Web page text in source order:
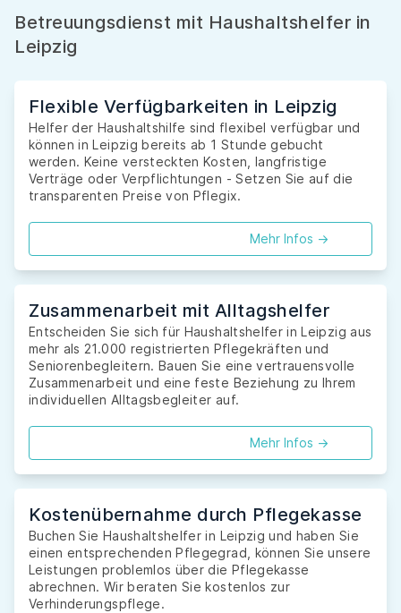
Betreuungsdienst mit Haushaltshelfer in
Leipzig
Flexible Verfügbarkeiten in Leipzig
Helfer der Haushaltshilfe sind flexibel verfügbar und
können in Leipzig bereits ab 1 Stunde gebucht
werden. Keine versteckten Kosten, langfristige
Verträge oder Verpflichtungen - Setzen Sie auf die
transparenten Preise von Pflegix.
Mehr Infos ->
Zusammenarbeit mit Alltagshelfer
Entscheiden Sie sich für Haushaltshelfer in Leipzig aus
mehr als 21.000 registrierten Pflegekräften und
Seniorenbegleitern. Bauen Sie eine vertrauensvolle
Zusammenarbeit und eine feste Beziehung zu Ihrem
individuellen Alltagsbegleiter auf.
Mehr Infos ->
Kostenübernahme durch Pflegekasse
Buchen Sie Haushaltshelfer in Leipzig und haben Sie
einen entsprechenden Pflegegrad, können Sie unsere
Leistungen problemlos über die Pflegekasse
abrechnen. Wir beraten Sie kostenlos zur
Verhinderungspflege.